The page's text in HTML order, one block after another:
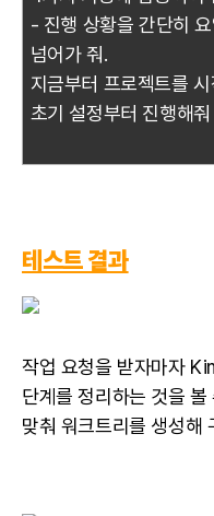
- 진행 상황을 간단히
넘어가 줘.
지금부터 프로젝트를
초기 설정부터 진행해줘
테스트 결과
작업 요청을 받자마자
단계를 정리하는 것을 볼
맞춰 워크트리를 생성해